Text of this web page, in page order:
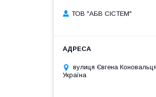
ТОВ "АБВ СІСТЕМ"
вулиця Євгена
Україна